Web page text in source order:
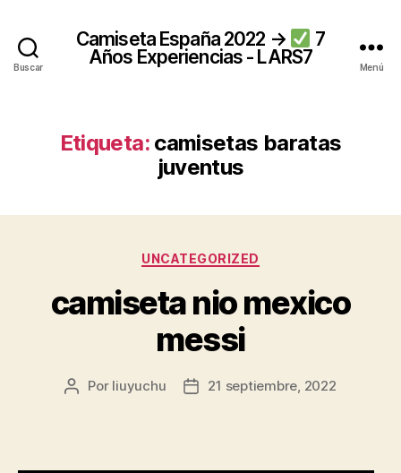
Buscar
Camiseta España 2022 →
7
Años Experiencias - LARS7
Menú
Etiqueta: camisetas baratas
juventus
Categorías
UNCATEGORIZED
camiseta nio mexico
messi
Autor
Por liuyuchu
Fecha21 septiembre, 2022